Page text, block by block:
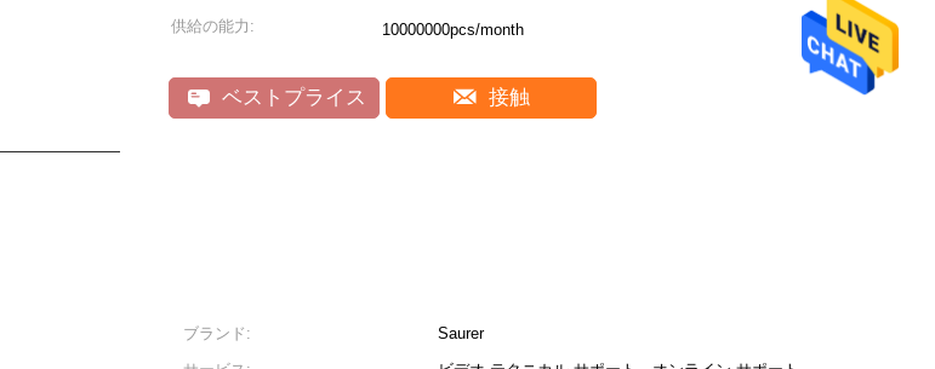
供給の能力: 10000000pcs/month
ベストプライス 接触
ブランド:
Saurer